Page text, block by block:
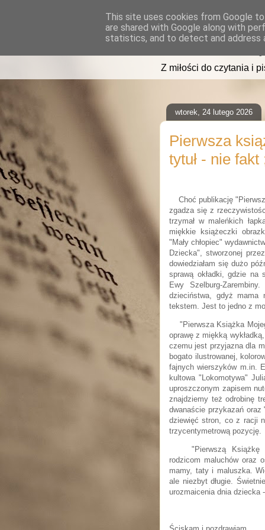
Z miłości do czytania i
wtorek, 24 lutego 2026
Pierwsza
tytuł - nie fakt
Choć publikację
zgadza się z
trzymał w maleńkich
miękkie książeczki
"Mały chłopiec"
Dziecka", stworzonej
dowiedziałam się dużo
sprawą okładki, gdzie na
Ewy Szelburg-
dzieciństwa, gdyż mama
tekstem. Jest to jedno z
"Pierwsza Książka
oprawę z miękką
czemu jest przyjazna dla
bogato ilustrowanej,
fajnych wierszyków m.in.
kultowa "Lokomotywa"
uproszczonym zapisem
znajdziemy też odrobinę
dwanaście przykazań
dziewięć stron, co z racji
trzycentymetrową pozycję.
"Pierwszą Książkę
rodzicom maluchów oraz
mamy, taty i maluszka.
ale niezbyt długie.
urozmaicenia dnia dziecka
This site uses cookies from Google
are shared with Google along with
statistics, and to detect and address